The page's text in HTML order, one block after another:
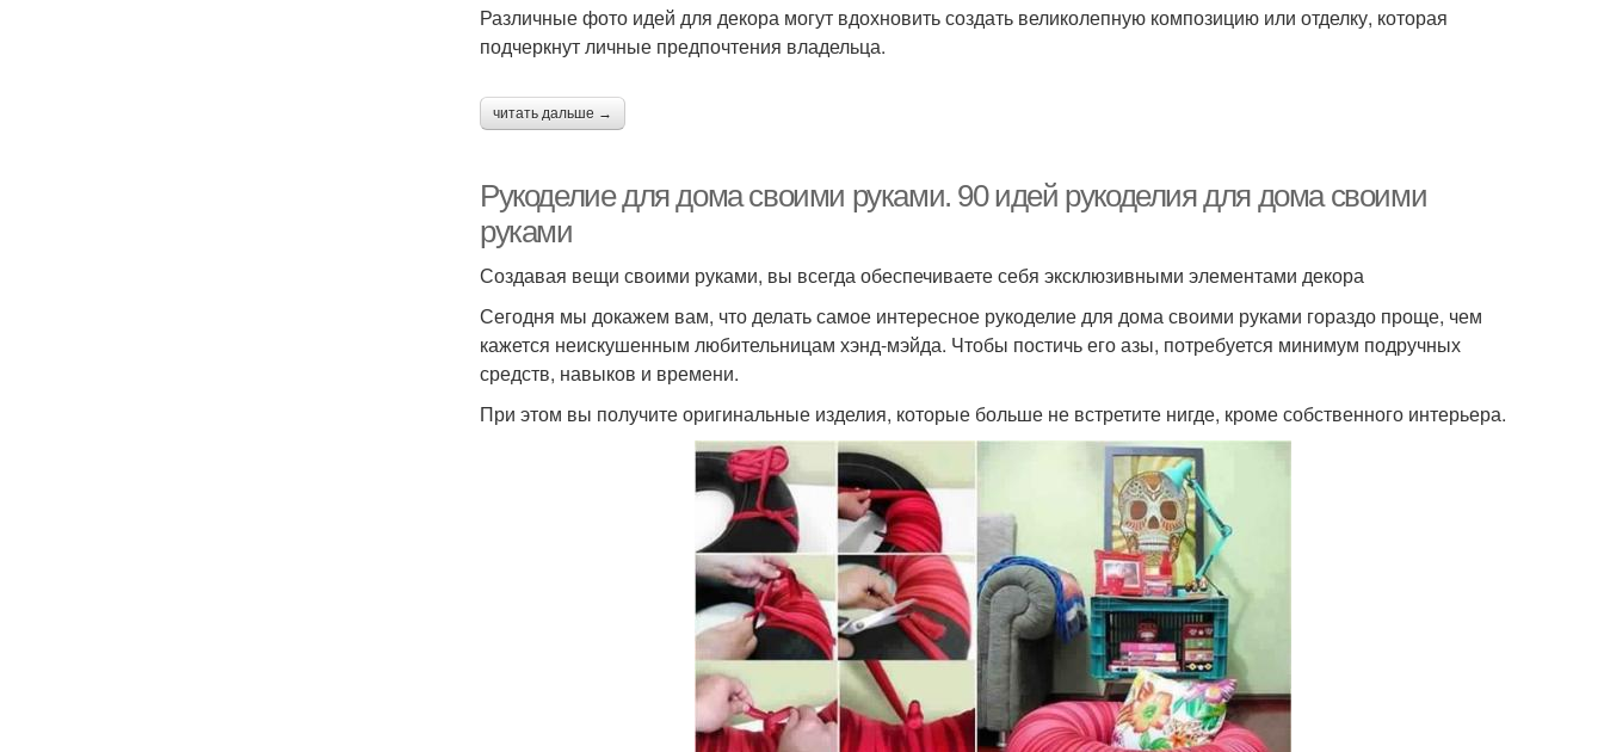
Различные фото идей для декора могут вдохновить создать великолепную композицию или отделку, которая
подчеркнут личные предпочтения владельца.
читать дальше →
Рукоделие для дома своими руками. 90 идей рукоделия для дома своими
руками
Создавая вещи своими руками, вы всегда обеспечиваете себя эксклюзивными элементами декора
Сегодня мы докажем вам, что делать самое интересное рукоделие для дома своими руками гораздо проще, чем
кажется неискушенным любительницам хэнд-мэйда. Чтобы постичь его азы, потребуется минимум подручных
средств, навыков и времени.
При этом вы получите оригинальные изделия, которые больше не встретите нигде, кроме собственного интерьера.